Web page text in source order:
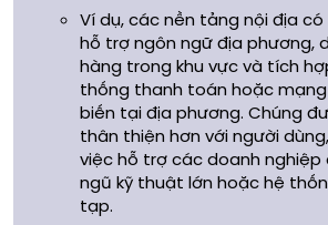
Ví dụ, các nền tảng nội địa
hỗ trợ ngôn ngữ địa phương,
hàng trong khu vực và tích
thống thanh toán hoặc mạng
biến tại địa phương. Chúng
thân thiện hơn với người
việc hỗ trợ các doanh nghiệp
ngũ kỹ thuật lớn hoặc hệ
tạp.